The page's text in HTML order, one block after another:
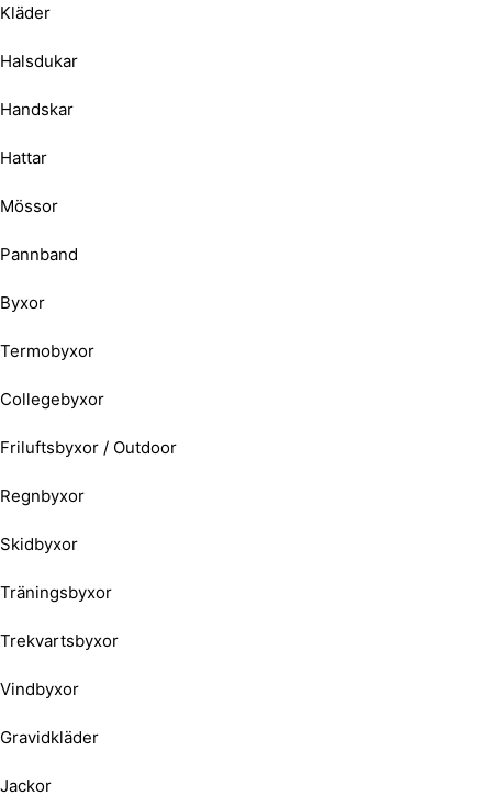
Kläder
Halsdukar
Handskar
Hattar
Mössor
Pannband
Byxor
Termobyxor
Collegebyxor
Friluftsbyxor / Outdoor
Regnbyxor
Skidbyxor
Träningsbyxor
Trekvartsbyxor
Vindbyxor
Gravidkläder
Jackor